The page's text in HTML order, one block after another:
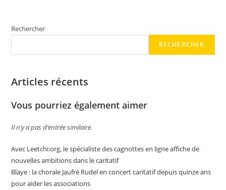
Rechercher
RECHERCHER
Articles récents
Vous pourriez également aimer
Il n’y a pas d’entrée similaire.
Avec Leetchi:org, le spécialiste des cagnottes en ligne affiche de
nouvelles ambitions dans le caritatif
Blaye : la chorale Jaufré Rudel en concert caritatif depuis quinze ans
pour aider les associations